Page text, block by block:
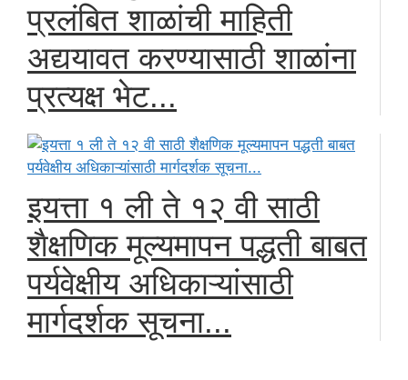
प्रलंबित शाळांची माहिती
अद्ययावत करण्यासाठी शाळांना
प्रत्यक्ष भेट...
इयत्ता १ ली ते १२ वी साठी
शैक्षणिक मूल्यमापन पद्धती बाबत
पर्यवेक्षीय अधिकाऱ्यांसाठी
मार्गदर्शक सूचना...